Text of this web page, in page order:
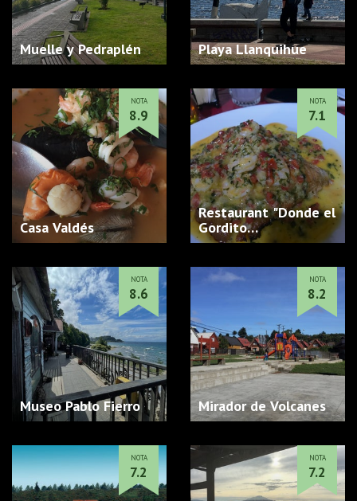
Muelle y Pedraplén Playa Llanquihue
Casa Valdés
NOTA
8.9
Restaurant "Donde el
Gordito…
NOTA
7.1
Museo Pablo Fierro
NOTA
8.6
Mirador de Volcanes
NOTA
8.2
NOTA
7.2
NOTA
7.2